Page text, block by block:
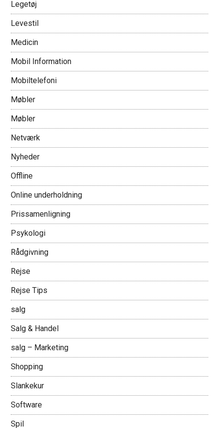
Legetøj
Levestil
Medicin
Mobil Information
Mobiltelefoni
Møbler
Møbler
Netværk
Nyheder
Offline
Online underholdning
Prissamenligning
Psykologi
Rådgivning
Rejse
Rejse Tips
salg
Salg & Handel
salg – Marketing
Shopping
Slankekur
Software
Spil